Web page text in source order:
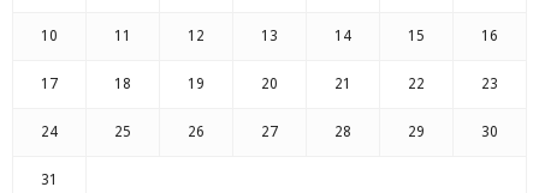
10 11 12 13 14 15 16
17 18 19 20 21 22 23
24 25 26 27 28 29 30
31